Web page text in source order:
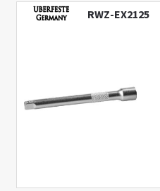
RWZ-EX2125